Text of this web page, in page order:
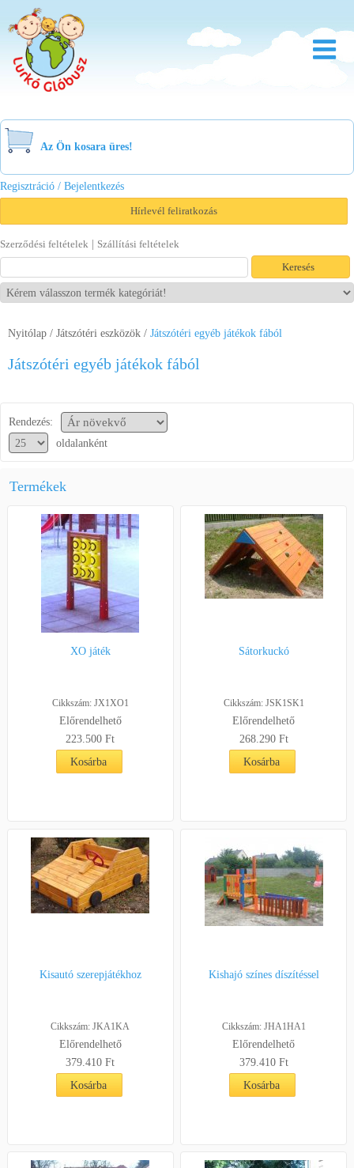
Bölcsőde
Család
Akció
Viszonteladóknak
Letöltések
Segítség a vásárláshoz
Az Ön kosara üres!
Regisztráció / Bejelentkezés
Hírlevél feliratkozás
Szerződési feltételek | Szállítási feltételek
Nyitólap / Játszótéri eszközök / Játszótéri egyéb játékok fából
Játszótéri egyéb játékok fából
Rendezés:
oldalanként
Termékek
XO játék
Cikkszám: JX1XO1
Előrendelhető
223.500 Ft
Kosárba
Sátorkuckó
Cikkszám: JSK1SK1
Előrendelhető
268.290 Ft
Kosárba
Kisautó szerepjátékhoz
Cikkszám: JKA1KA
Előrendelhető
379.410 Ft
Kosárba
Kishajó színes díszítéssel
Cikkszám: JHA1HA1
Előrendelhető
379.410 Ft
Kosárba